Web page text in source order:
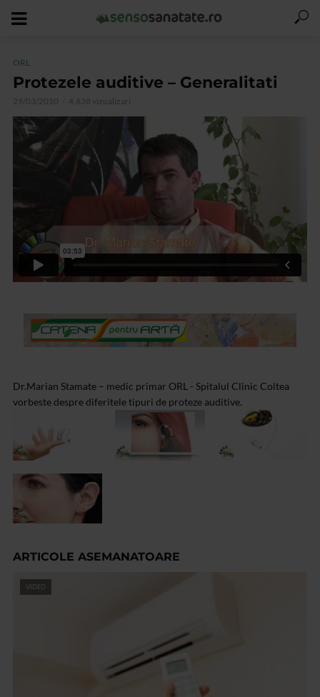
ORL
Protezele auditive – Generalitati
29/03/2010 4.638 vizualizari
Dr.Marian Stamate – medic primar ORL - Spitalul Clinic Coltea
vorbeste despre diferitele tipuri de proteze auditive.
ARTICOLE ASEMANATOARE
VIDEO